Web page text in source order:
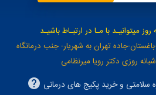
میتوانیـد با مـا در ارتبـاط باشیـد
جاده تهران به شهریار- جنب درمانگاه
روزی دکتر رویا میرنظامی
سلامتی و خرید پکیج های درمانی